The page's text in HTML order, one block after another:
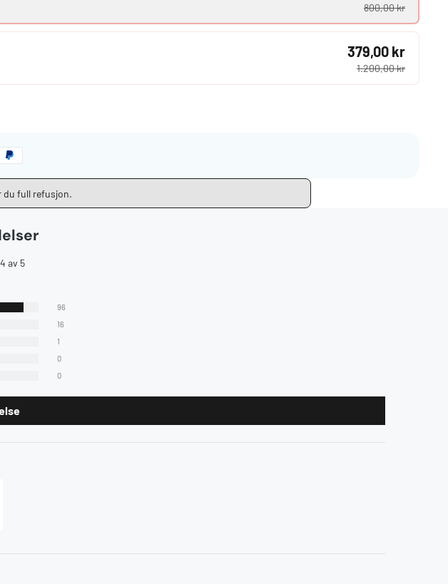
800,00 kr
379,00 kr
1.200,00 kr
du full refusjon.
av 5
96
16
1
0
0